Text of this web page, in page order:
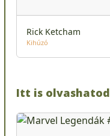
Rick Ketcham
Kihúzó
Itt is olvashatod